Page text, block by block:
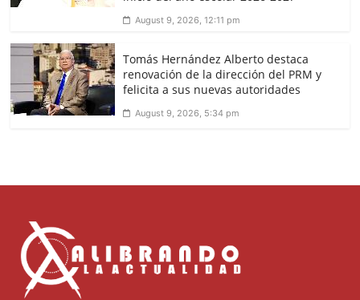
August 9, 2026, 12:11 pm
Tomás Hernández Alberto destaca
renovación de la dirección del PRM y
felicita a sus nuevas autoridades
August 9, 2026, 5:34 pm